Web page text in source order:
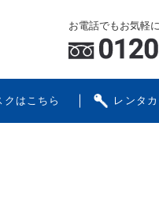
お電話でもお気軽
クはこちら レンタ